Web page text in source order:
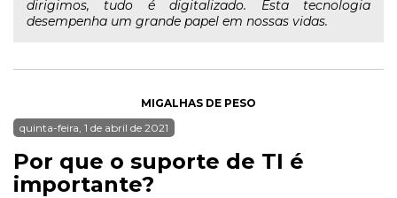
dirigimos, tudo é digitalizado. Esta tecnologia
desempenha um grande papel em nossas vidas.
MIGALHAS DE PESO
quinta-feira, 1 de abril de 2021
Por que o suporte de TI é
importante?